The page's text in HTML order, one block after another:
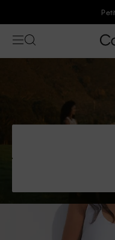
Rejoignez Calvin